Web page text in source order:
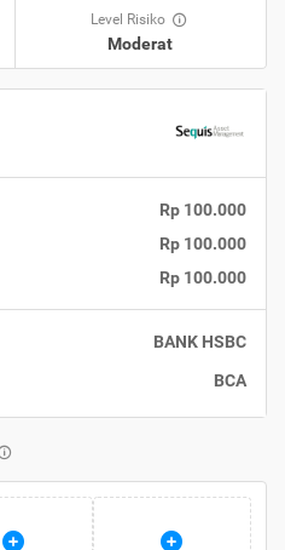
Level Risiko
Moderat
Rp 100.000
Rp 100.000
Rp 100.000
BANK HSBC
BCA